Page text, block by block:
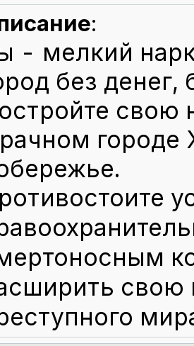
:
- мелкий
без денег,
свою
городе